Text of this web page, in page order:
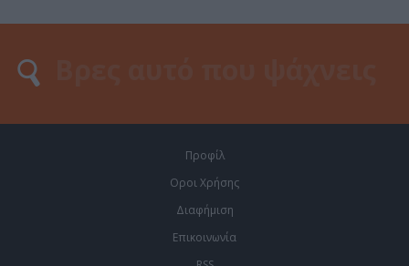
Προφίλ
Οροι Χρήσης
Διαφήμιση
Επικοινωνία